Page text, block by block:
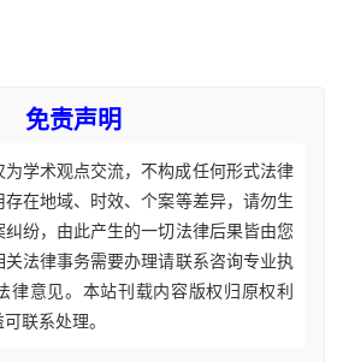
免责声明
学术观点交流，不构成任何形式法律
在地域、时效、个案等差异，请勿生
纷，由此产生的一切法律后果皆由您
法律事务需要办理请联系咨询专业执
律意见。本站刊载内容版权归原权利
联系处理。